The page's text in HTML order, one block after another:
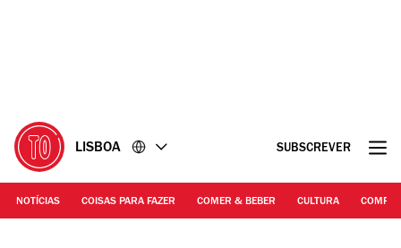
LISBOA SUBSCREVER
NOTÍCIAS COISAS PARA FAZER COMER & BEBER CULTURA
DR